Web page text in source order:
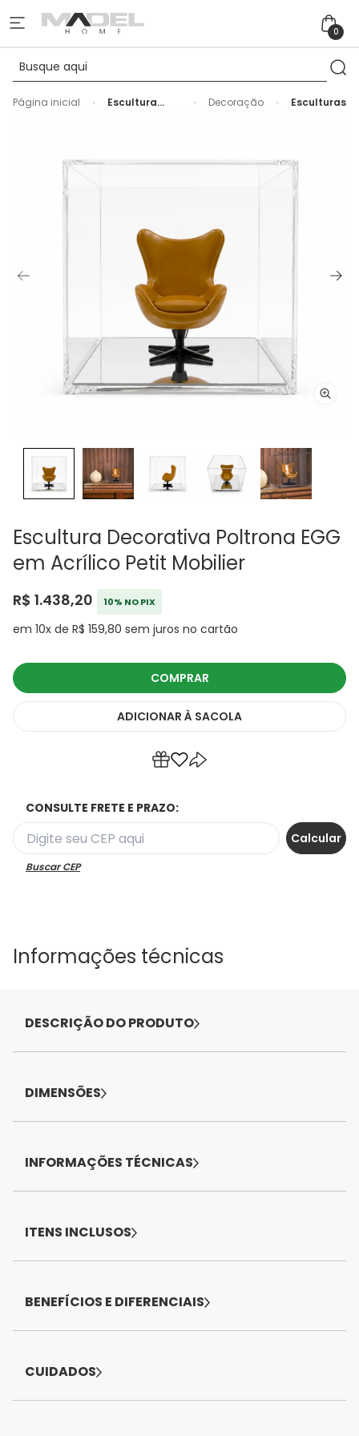
0
Página inicial
Escultura
Decoração Esculturas
Escultura Decorativa Poltrona EGG
em Acrílico Petit Mobilier
R$ 1.438,20 10% NO PIX
em 10x de R$ 159,80 sem juros no cartão
COMPRAR
ADICIONAR À SACOLA
CONSULTE FRETE E PRAZO:
Buscar CEP
Informações técnicas
DESCRIÇÃO DO PRODUTO
DIMENSÕES
INFORMAÇÕES TÉCNICAS
ITENS INCLUSOS
BENEFÍCIOS E DIFERENCIAIS
CUIDADOS